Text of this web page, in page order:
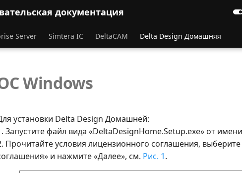
документация
Server Simtera IC DeltaCAM Delta Design Домашняя
Windows
установки Delta Design Домашней:
Запустите файл вида «DeltaDesignHome.Setup.exe» от
Прочитайте условия лицензионного соглашения,
и нажмите «Далее», см. Рис. 1.